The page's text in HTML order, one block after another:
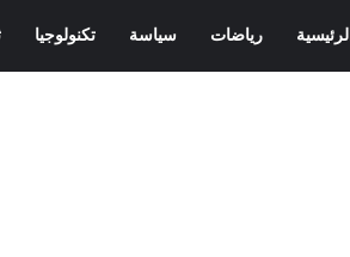
الرئيسية رياضات سياسة تكنولوجيا